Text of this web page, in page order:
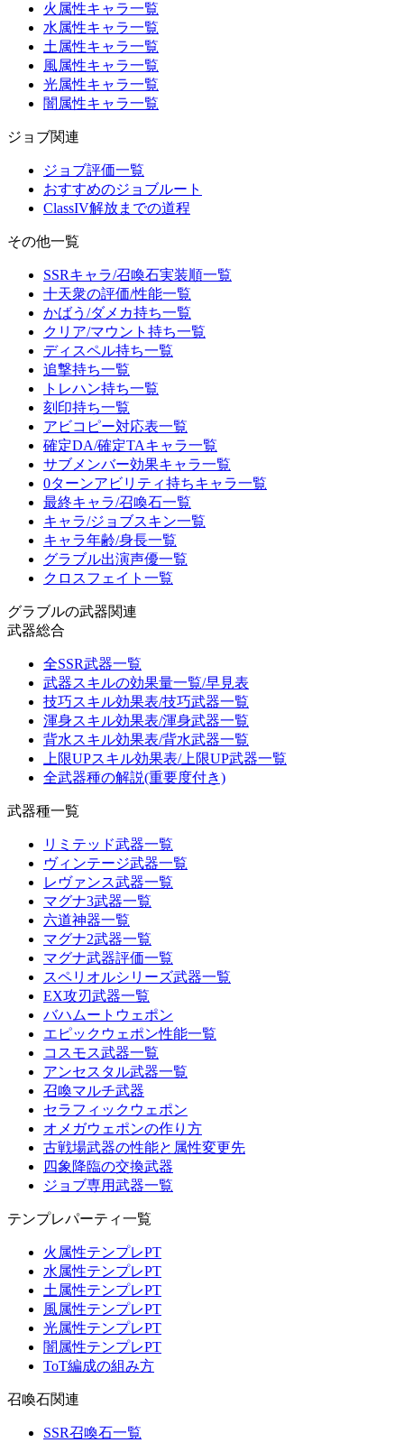
火属性キャラ一覧
水属性キャラ一覧
土属性キャラ一覧
風属性キャラ一覧
光属性キャラ一覧
闇属性キャラ一覧
ジョブ関連
ジョブ評価一覧
おすすめのジョブルート
ClassIV解放までの道程
その他一覧
SSRキャラ/召喚石実装順一覧
十天衆の評価/性能一覧
かばう/ダメカ持ち一覧
クリア/マウント持ち一覧
ディスペル持ち一覧
追撃持ち一覧
トレハン持ち一覧
刻印持ち一覧
アビコピー対応表一覧
確定DA/確定TAキャラ一覧
サブメンバー効果キャラ一覧
0ターンアビリティ持ちキャラ一覧
最終キャラ/召喚石一覧
キャラ/ジョブスキン一覧
キャラ年齢/身長一覧
グラブル出演声優一覧
クロスフェイト一覧
グラブルの武器関連
武器総合
全SSR武器一覧
武器スキルの効果量一覧/早見表
技巧スキル効果表/技巧武器一覧
渾身スキル効果表/渾身武器一覧
背水スキル効果表/背水武器一覧
上限UPスキル効果表/上限UP武器一覧
全武器種の解説(重要度付き)
武器種一覧
リミテッド武器一覧
ヴィンテージ武器一覧
レヴァンス武器一覧
マグナ3武器一覧
六道神器一覧
マグナ2武器一覧
マグナ武器評価一覧
スペリオルシリーズ武器一覧
EX攻刃武器一覧
バハムートウェポン
エピックウェポン性能一覧
コスモス武器一覧
アンセスタル武器一覧
召喚マルチ武器
セラフィックウェポン
オメガウェポンの作り方
古戦場武器の性能と属性変更先
四象降臨の交換武器
ジョブ専用武器一覧
テンプレパーティ一覧
火属性テンプレPT
水属性テンプレPT
土属性テンプレPT
風属性テンプレPT
光属性テンプレPT
闇属性テンプレPT
ToT編成の組み方
召喚石関連
SSR召喚石一覧